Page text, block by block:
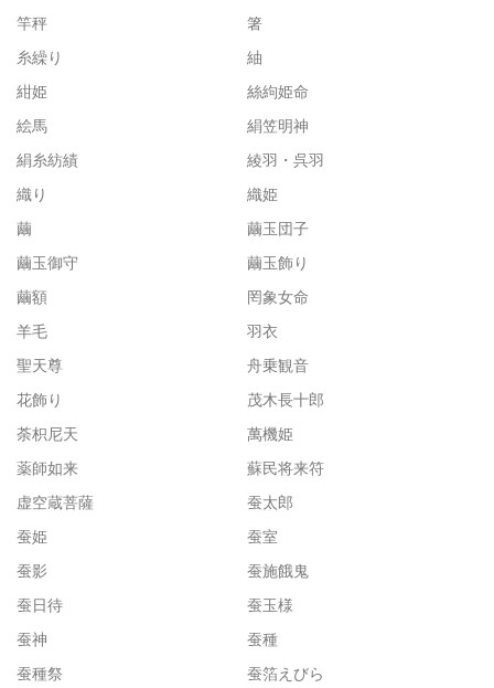
竿秤
箸
糸繰り
紬
紺姫
絲絇姫命
絵馬
絹笠明神
絹糸紡績
綾羽・呉羽
織り
織姫
繭
繭玉団子
繭玉御守
繭玉飾り
繭額
罔象女命
羊毛
羽衣
聖天尊
舟乗観音
花飾り
茂木長十郎
荼枳尼天
萬機姫
薬師如来
蘇民将来符
虚空蔵菩薩
蚕太郎
蚕姫
蚕室
蚕影
蚕施餓鬼
蚕日待
蚕玉様
蚕神
蚕種
蚕種祭
蚕箔えびら